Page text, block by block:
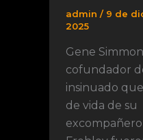
admin / 9 de
2025
Gene
cofundador
insinuado
de vida de su
excompañero